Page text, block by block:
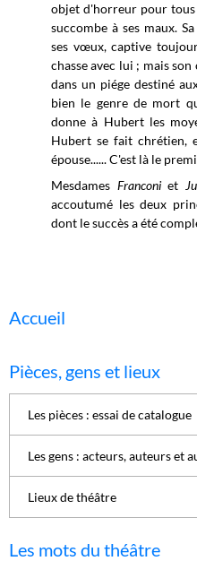
objet d'horreur pour
succombe à ses maux.
ses vœux, captive
chasse avec lui ; mais
dans un piége destiné
bien le genre de mort
donne à Hubert les
Hubert se fait chrétien,
épouse...... C'est là le
Mesdames Franconiet
accoutumé les deux
dont le succès a été
Accueil
Pièces, gens et lieux
Les pièces : essai de catalogue
Les gens : acteurs, auteurs et
Lieux de théâtre
Les mots du théâtre